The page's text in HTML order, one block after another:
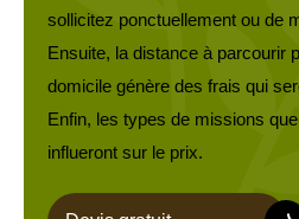
sollicitez ponctuellement ou de
Ensuite, la distance à parcourir
domicile génère des frais qui
Enfin, les types de missions
influeront sur le prix.